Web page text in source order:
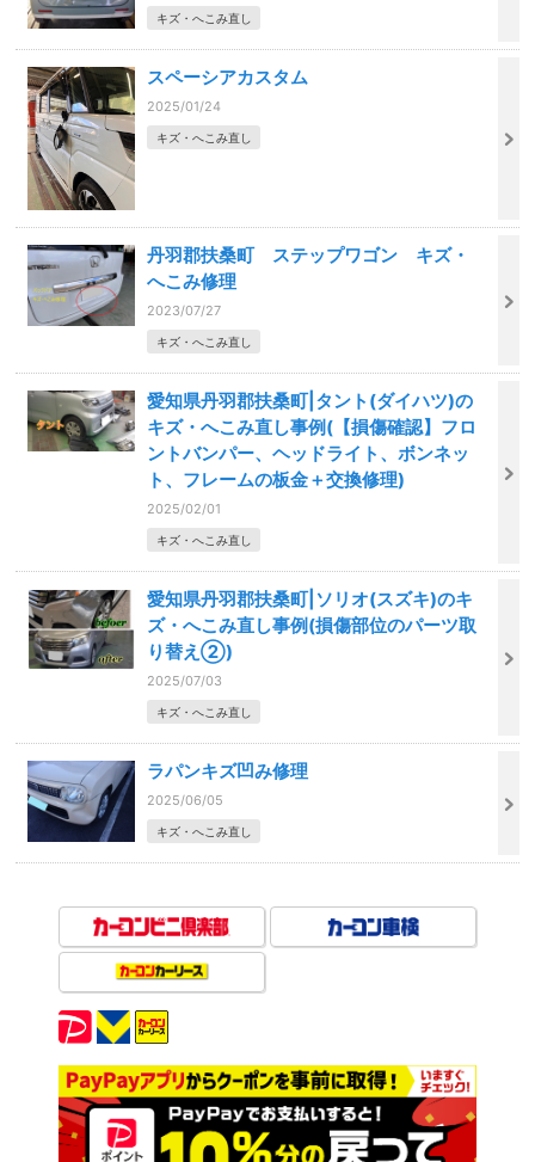
キズ・へこみ直し
スペーシアカスタム
2025/01/24
キズ・へこみ直し
丹羽郡扶桑町 ステップワゴン キズ・
へこみ修理
2023/07/27
キズ・へこみ直し
愛知県丹羽郡扶桑町|タント(ダイハツ)の
キズ・へこみ直し事例(【損傷確認】フロ
ントバンパー、ヘッドライト、ボンネッ
ト、フレームの板金＋交換修理)
2025/02/01
キズ・へこみ直し
愛知県丹羽郡扶桑町|ソリオ(スズキ)のキ
ズ・へこみ直し事例(損傷部位のパーツ取
り替え②)
2025/07/03
キズ・へこみ直し
ラパンキズ凹み修理
2025/06/05
キズ・へこみ直し